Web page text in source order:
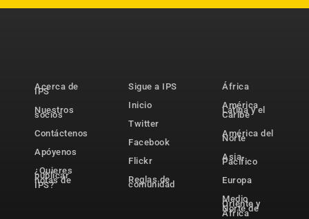
Acerca de
IPS
Nuestros
socios
Contáctenos
Apóyenos
¿Quieres
publicar
notas de
IPS?
Sigue a IPS
Inicio
Twitter
Facebook
Flickr
Reglas de
comunidad
África
América
Latina y el
Caribe
América del
Norte
Asia-
Pacífico
Europa
Medio
Oriente y
Norte de
África